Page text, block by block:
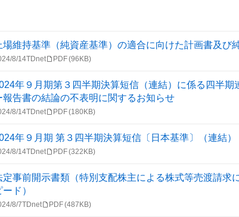
場維持基準（純資産基準）の適合に向けた計画書及び
8/14TDnet PDF(96KB)
年９月期第３四半期決算短信（連結）に係る四半期
報告書の結論の不表明に関するお知らせ
8/14TDnet PDF(180KB)
年９月期 第３四半期決算短信〔日本基準〕（連結）
8/14TDnet PDF(322KB)
定事前開示書類（特別支配株主による株式等売渡請求
ード）
8/7TDnet PDF(487KB)